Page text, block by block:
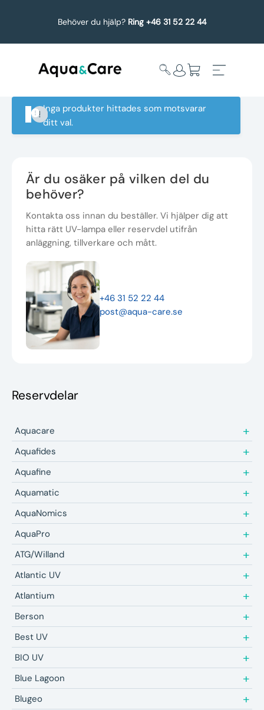
Behöver du hjälp? Ring +46 31 52 22 44
Köp reservdelar
Uppgradering
Underhållstips
Inga produkter hittades som motsvarar
ditt val.
Är du osäker på vilken del du
behöver?
Kontakta oss innan du beställer. Vi hjälper dig att
hitta rätt UV-lampa eller reservdel utifrån
anläggning, tillverkare och mått.
+46 31 52 22 44
post@aqua-care.se
Aquacare
Aquafides
Aquafine
Aquamatic
AquaNomics
AquaPro
ATG/Willand
Atlantic UV
Atlantium
Berson
Best UV
BIO UV
Blue Lagoon
Blugeo
Reservdelar